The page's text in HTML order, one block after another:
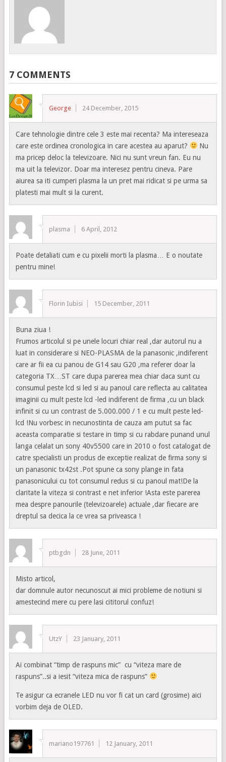
7 COMMENTS
George 24 December, 2015
Care tehnologie dintre cele 3 este mai recenta? Ma intereseaza
care este ordinea cronologica in care acestea au aparut?
Nu
ma pricep deloc la televizoare. Nici nu sunt vreun fan. Eu nu
ma uit la televizor. Doar ma interesez pentru cineva. Pare
aiurea sa iti cumperi plasma la un pret mai ridicat si pe urma sa
platesti mai mult si la curent.
plasma 6 April, 2012
Poate detaliati cum e cu pixelii morti la plasma… E o noutate
pentru mine!
Florin Iubisi 15 December, 2011
Buna ziua !
Frumos articolul si pe unele locuri chiar real ,dar autorul nu a
luat in considerare si NEO-PLASMA de la panasonic ,indiferent
care ar fii ea cu panou de G14 sau G20 ,ma referer doar la
categoria TX…ST care dupa parerea mea chiar daca sunt cu
consumul peste lcd si led si au panoul care reflecta au calitatea
imaginii cu mult peste lcd -led indiferent de firma ,cu un black
infinit si cu un contrast de 5.000.000 / 1 e cu mult peste led-
lcd !Nu vorbesc in necunostinta de cauza am putut sa fac
aceasta comparatie si testare in timp si cu rabdare punand unul
langa celalat un sony 40v5500 care in 2010 o fost catalogat de
catre specialisti un produs de exceptie realizat de firma sony si
un panasonic tx42st .Pot spune ca sony plange in fata
panasonicului cu tot consumul redus si cu panoul mat!De la
claritate la viteza si contrast e net inferior !Asta este parerea
mea despre panourile (televizoarele) actuale ,dar fiecare are
dreptul sa decica la ce vrea sa priveasca !
ptbgdn 28 June, 2011
Misto articol,
dar domnule autor necunoscut ai mici probleme de notiuni si
amestecind mere cu pere lasi cititorul confuz!
UtzY 23 January, 2011
Ai combinat “timp de raspuns mic” cu “viteza mare de
raspuns”..si a iesit “viteza mica de raspuns”
Te asigur ca ecranele LED nu vor fi cat un card (grosime) aici
vorbim deja de OLED.
mariano197761 12 January, 2011